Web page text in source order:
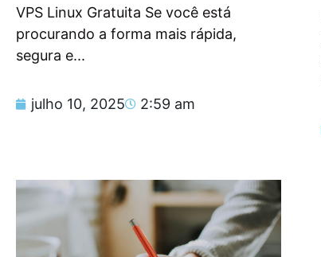
VPS Linux Gratuita Se você está
procurando a forma mais rápida,
segura e...
julho 10, 2025 2:59 am